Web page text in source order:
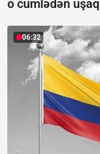
o cümlədən
06:32